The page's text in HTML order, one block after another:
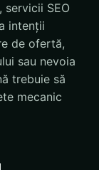
servicii SEO
intenții
de ofertă,
sau nevoia
trebuie să
mecanic